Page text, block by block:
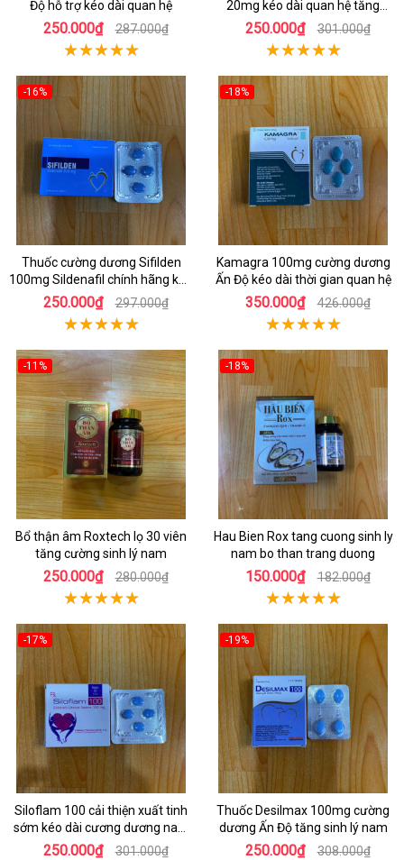
Độ hỗ trợ kéo dài quan hệ
250.000₫ 287.000₫
20mg kéo dài quan hệ tăng
cương dương
250.000₫ 301.000₫
-16%
Thuốc cường dương Sifilden
100mg Sildenafil chính hãng kéo
dài
250.000₫ 297.000₫
-18%
Kamagra 100mg cường dương
Ấn Độ kéo dài thời gian quan hệ
350.000₫ 426.000₫
-11%
Bổ thận âm Roxtech lọ 30 viên
tăng cường sinh lý nam
250.000₫ 280.000₫
-18%
Hau Bien Rox tang cuong sinh ly
nam bo than trang duong
150.000₫ 182.000₫
-17%
Siloflam 100 cải thiện xuất tinh
sớm kéo dài cương dương nam
giới
250.000₫ 301.000₫
-19%
Thuốc Desilmax 100mg cường
dương Ấn Độ tăng sinh lý nam
250.000₫ 308.000₫